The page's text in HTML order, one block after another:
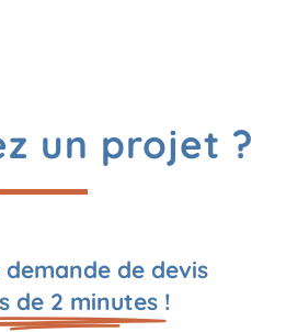
un projet ?
de devis
de 2 minutes !